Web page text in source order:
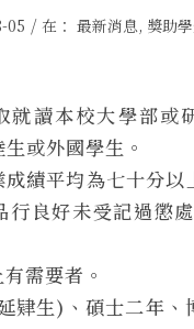
05 / 在：最新消息, 獎助
就讀本校大學部或
或外國學生。
績平均為七十分以
行良好未受記過懲
需要者。
肄生)、碩士二年、